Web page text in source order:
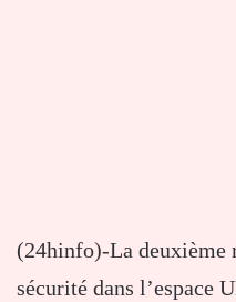
(24hinfo)-La deuxième
sécurité dans l’espace